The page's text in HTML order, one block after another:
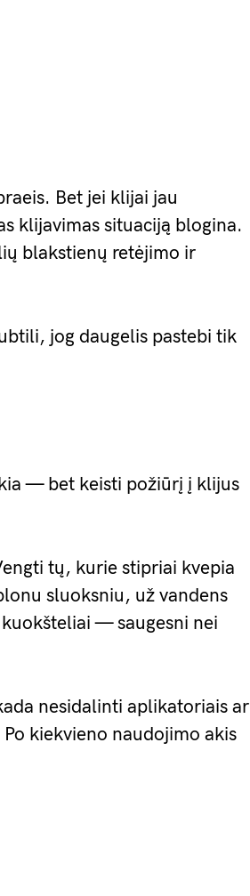
Bet jei klijai jau
klijavimas situaciją blogina.
blakstienų retėjimo ir
jog daugelis pastebi tik
— bet keisti požiūrį į klijus
tų, kurie stipriai kvepia
sluoksniu, už vandens
— saugesni nei
nesidalinti aplikatoriais ar
kiekvieno naudojimo akis